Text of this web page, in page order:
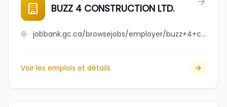
BUZZ 4 CONSTRUCTION LTD.
jobbank.gc.ca/browsejobs/employer/buzz+4+construction+ltd./ca
Voir les emplois et détails